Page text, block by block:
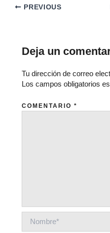
PREVIOUS
Deja un
Tu dirección de correo
Los campos obligatorios
COMENTARIO*